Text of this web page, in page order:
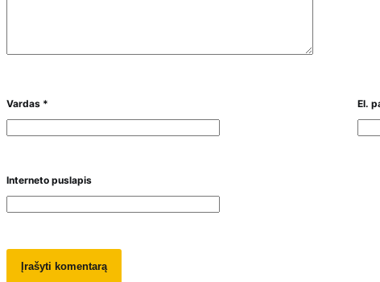
Vardas * El.
Interneto puslapis